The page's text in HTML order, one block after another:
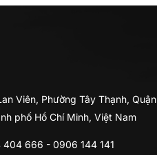
Viên, Phường Tây Thạnh, Quận
phố Hồ Chí Minh, Việt Nam
404 666 -0906 144 141